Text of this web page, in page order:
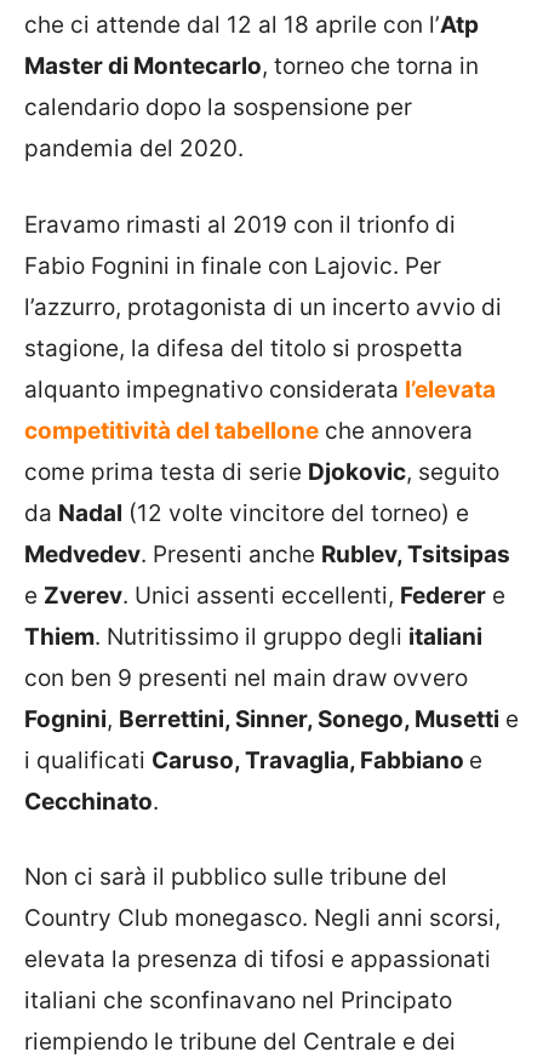
che ci attende dal 12 al 18 aprile con l’Atp
Master di Montecarlo, torneo che torna in
calendario dopo la sospensione per
pandemia del 2020.
Eravamo rimasti al 2019 con il trionfo di
Fabio Fognini in finale con Lajovic. Per
l’azzurro, protagonista di un incerto avvio di
stagione, la difesa del titolo si prospetta
alquanto impegnativo considerata l’elevata
competitività del tabellone che annovera
come prima testa di serie Djokovic, seguito
da Nadal (12 volte vincitore del torneo) e
Medvedev. Presenti anche Rublev, Tsitsipas
e Zverev. Unici assenti eccellenti, Federer e
Thiem. Nutritissimo il gruppo degli italiani
con ben 9 presenti nel main draw ovvero
Fognini, Berrettini, Sinner, Sonego, Musetti e
i qualificati Caruso, Travaglia, Fabbiano e
Cecchinato.
Non ci sarà il pubblico sulle tribune del
Country Club monegasco. Negli anni scorsi,
elevata la presenza di tifosi e appassionati
italiani che sconfinavano nel Principato
riempiendo le tribune del Centrale e dei